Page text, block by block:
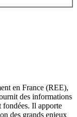
en France (REE),
des informations
fondées. Il apporte
des grands enjeux